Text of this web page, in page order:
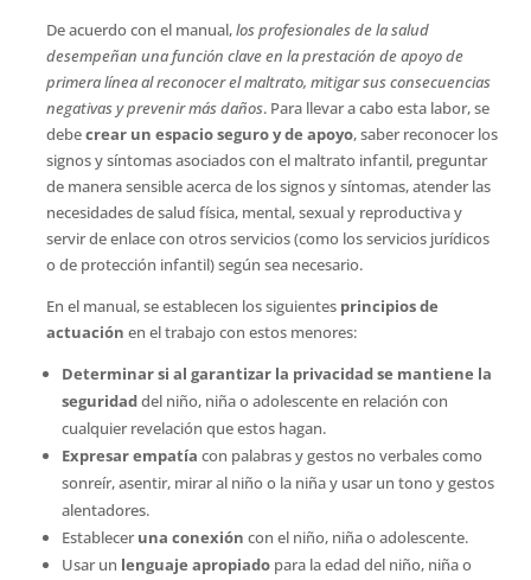
De acuerdo con el manual, los profesionales de la salud
desempeñan una función clave en la prestación de apoyo de
primera línea al reconocer el maltrato, mitigar sus consecuencias
negativas y prevenir más daños. Para llevar a cabo esta labor, se
debecrear un espacio seguro y de apoyo, saber reconocer los
signos y síntomas asociados con el maltrato infantil, preguntar
de manera sensible acerca de los signos y síntomas, atender las
necesidades de salud física, mental, sexual y reproductiva y
servir de enlace con otros servicios (como los servicios jurídicos
o de protección infantil) según sea necesario.
En el manual, se establecen los siguientes principios de
actuación en el trabajo con estos menores:
Determinar si al garantizar la privacidad se mantiene la
seguridaddel niño, niña o adolescente en relación con
cualquier revelación que estos hagan.
Expresar empatía con palabras y gestos no verbales como
sonreír, asentir, mirar al niño o la niña y usar un tono y gestos
alentadores.
Estableceruna conexión con el niño, niña o adolescente.
Usar un lenguaje apropiadopara la edad del niño, niña o